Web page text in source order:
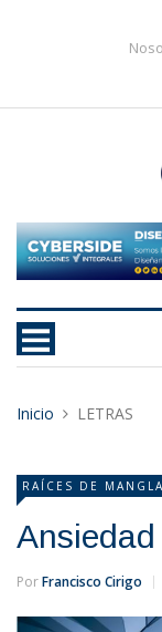
Inicio LETRAS
RAÍCES DE
Ansiedad
PorFrancisco Cirigo